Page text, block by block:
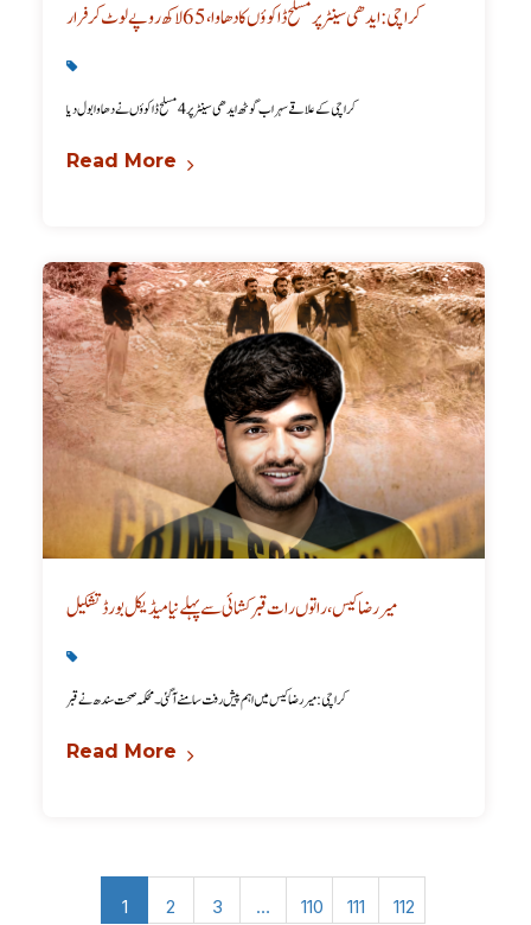
کراچی: ایدھی سینٹر پر مسلح ڈاکوؤں کا دھاوا، 65 لاکھ روپے لوٹ کر فرار
کراچی کے علاقے سہراب گوٹھ ایدھی سینٹر پر 4 مسلح ڈاکوؤں نے دھاوا بول دیا
Read More
میر رضا کیس، راتوں رات قبر کشائی سے پہلے نیا میڈیکل بورڈ تشکیل
کراچی: میر رضا کیس میں اہم پیش رفت سامنے آگئی۔ محکمہ صحت سندھ نے قبر
Read More
1 2 3 … 110 111 112